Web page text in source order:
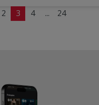
2 3 4 ... 24